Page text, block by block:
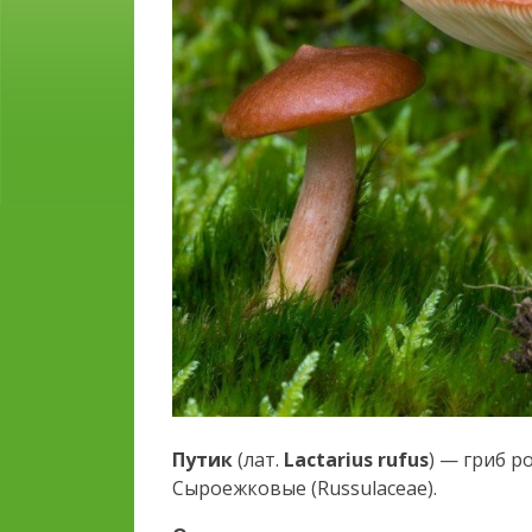
Путик(лат. Lactarius rufus) — гриб
Сыроежковые (Russulaceae).